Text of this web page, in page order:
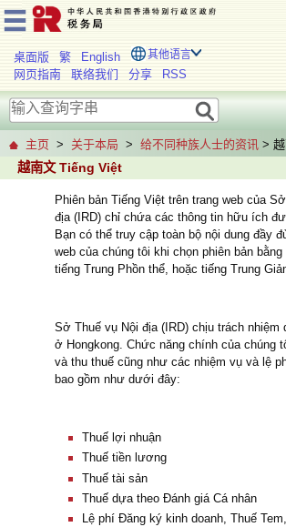
桌面版 繁 English 其他语言
网页指南 联络我们 分享 RSS
主页 > 关于本局 > 给不同种族人士的资讯 >
越南文 Tiếng Việt
Phiên bản Tiếng Việt trên trang web của
địa (IRD) chỉ chứa các thông tin hữu ích
Bạn có thể truy cập toàn bộ nội dung đầy
web của chúng tôi khi chọn phiên bản bằng
tiếng Trung Phồn thể, hoặc tiếng Trung
Sở Thuế vụ Nội địa (IRD) chịu trách nhiệm
ở Hongkong. Chức năng chính của chúng
và thu thuế cũng như các nhiệm vụ và lệ
bao gồm như dưới đây:
Thuế lợi nhuận
Thuế tiền lương
Thuế tài sản
Thuế dựa theo Đánh giá Cá nhân
Lệ phí Đăng ký kinh doanh, Thuế